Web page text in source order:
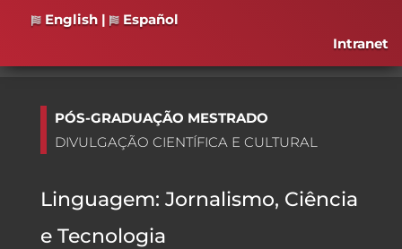
English |
Español
Intranet
PÓS-GRADUAÇÃO MESTRADO
DIVULGAÇÃO CIENTÍFICA E CULTURAL
Linguagem: Jornalismo, Ciência
e Tecnologia